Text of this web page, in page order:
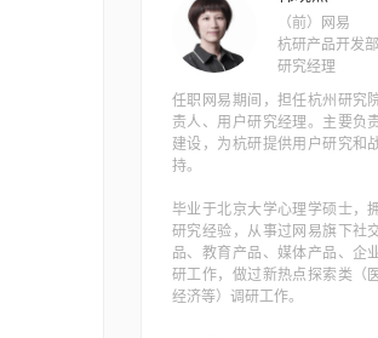
（前）网易
杭研产品开发
研究经理
任职网易期间，担任杭州研究
责人、用户研究经理。主要负
建设，为杭研提供用户研究和
持。
毕业于北京大学心理学硕士，
研究经验，从事过网易旗下社
品、教育产品、媒体产品、企
研工作，做过新热点探索类（
经济等）调研工作。